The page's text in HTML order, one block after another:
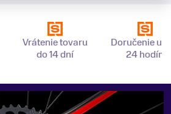
Vrátenie tovaru
do 14 dní
Doručenie už
24 hodín